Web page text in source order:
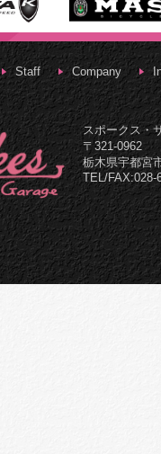
Staff Company
スポークス・
〒321-0962
栃木県宇都宮
TEL/FAX:028-